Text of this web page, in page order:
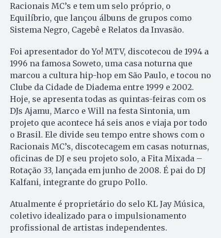
Racionais MC’s e tem um selo próprio, o
Equilíbrio, que lançou álbuns de grupos como
Sistema Negro, Cagebê e Relatos da Invasão.
Foi apresentador do Yo! MTV, discotecou de 1994 a
1996 na famosa Soweto, uma casa noturna que
marcou a cultura hip-hop em São Paulo, e tocou no
Clube da Cidade de Diadema entre 1999 e 2002.
Hoje, se apresenta todas as quintas-feiras com os
DJs Ajamu, Marco e Will na festa Sintonia, um
projeto que acontece há seis anos e viaja por todo
o Brasil. Ele divide seu tempo entre shows com o
Racionais MC’s, discotecagem em casas noturnas,
oficinas de DJ e seu projeto solo, a Fita Mixada –
Rotação 33, lançada em junho de 2008. É pai do DJ
Kalfani, integrante do grupo Pollo.
Atualmente é proprietário do selo KL Jay Música,
coletivo idealizado para o impulsionamento
profissional de artistas independentes.